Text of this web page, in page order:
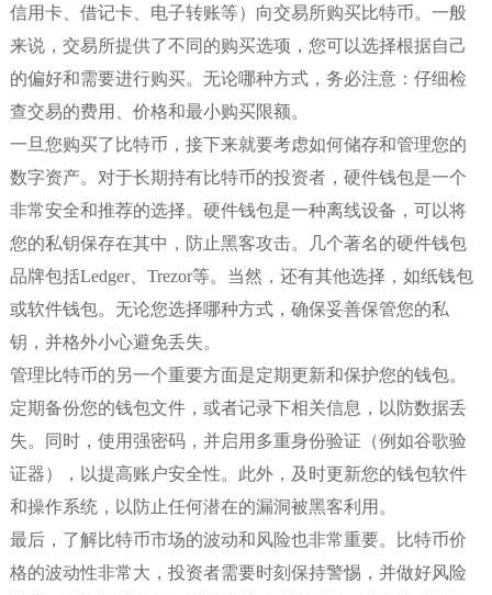
信用卡、借记卡、电子转账等）向交易所购买比特币。一般
来说，交易所提供了不同的购买选项，您可以选择根据自己
的偏好和需要进行购买。无论哪种方式，务必注意：仔细检
查交易的费用、价格和最小购买限额。
一旦您购买了比特币，接下来就要考虑如何储存和管理您的
数字资产。对于长期持有比特币的投资者，硬件钱包是一个
非常安全和推荐的选择。硬件钱包是一种离线设备，可以将
您的私钥保存在其中，防止黑客攻击。几个著名的硬件钱包
品牌包括Ledger、Trezor等。当然，还有其他选择，如纸钱包
或软件钱包。无论您选择哪种方式，确保妥善保管您的私
钥，并格外小心避免丢失。
管理比特币的另一个重要方面是定期更新和保护您的钱包。
定期备份您的钱包文件，或者记录下相关信息，以防数据丢
失。同时，使用强密码，并启用多重身份验证（例如谷歌验
证器），以提高账户安全性。此外，及时更新您的钱包软件
和操作系统，以防止任何潜在的漏洞被黑客利用。
最后，了解比特币市场的波动和风险也非常重要。比特币价
格的波动性非常大，投资者需要时刻保持警惕，并做好风险